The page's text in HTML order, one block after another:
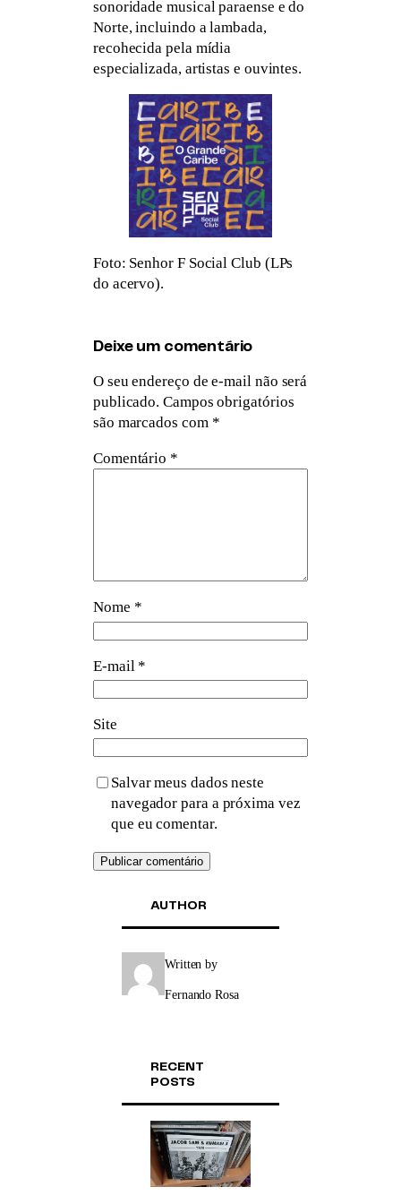
sonoridade musical paraense e do
Norte, incluindo a lambada,
recohecida pela mídia
especializada, artistas e ouvintes.
Foto: Senhor F Social Club (LPs
do acervo).
Deixe um comentário
O seu endereço de e-mail não será
publicado. Campos obrigatórios
são marcados com *
Comentário *
Nome *
E-mail *
Site
Salvar meus dados neste
navegador para a próxima vez
que eu comentar.
AUTHOR
Written by
Fernando Rosa
RECENT
POSTS